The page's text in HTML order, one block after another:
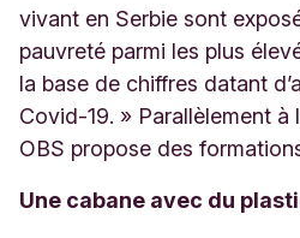
vivant en Serbie sont
pauvreté parmi les plus
la base de chiffres datant
Covid-19. » Parallèlement à
OBS propose des
Une cabane avec du